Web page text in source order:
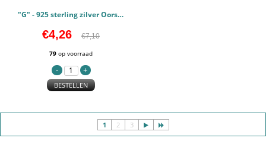
"G" - 925 sterling zilver Oorstekers Egaal PCJW46365
€4,26 €7,10
79 op voorraad
BESTELLEN
1 2 3